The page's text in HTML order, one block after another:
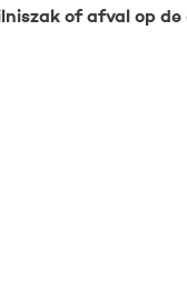
of afval op